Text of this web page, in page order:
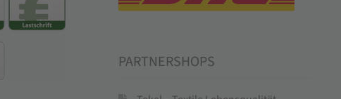
PARTNERSHOPS